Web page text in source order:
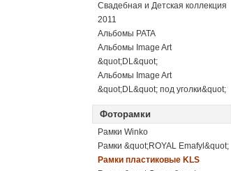
Свадебная и Детская коллекция
2011
Альбомы PATA
Альбомы Image Art
&quot;DL&quot;
Альбомы Image Art
&quot;DL&quot; под уголки&quot;
Фоторамки
Рамки Winko
Рамки &quot;ROYAL Emafyl&quot;
Рамки пластиковые KLS